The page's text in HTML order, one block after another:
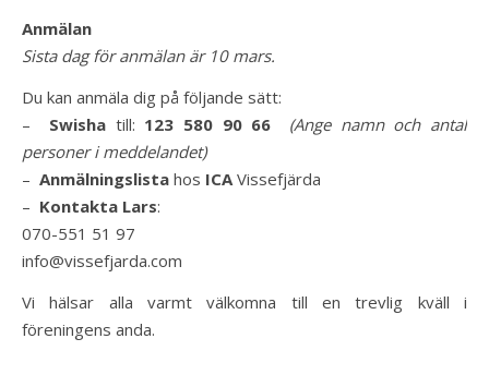
Anmälan
Sista dag för anmälan är 10 mars.
Du kan anmäla dig på följande sätt:
– Swisha till: 123 580 90 66
(Ange namn och antal
personer i meddelandet)
– Anmälningslista hos ICAVissefjärda
– Kontakta Lars:
070-551 51 97
info@vissefjarda.com
Vi hälsar alla varmt välkomna till en trevlig kväll i
föreningens anda.